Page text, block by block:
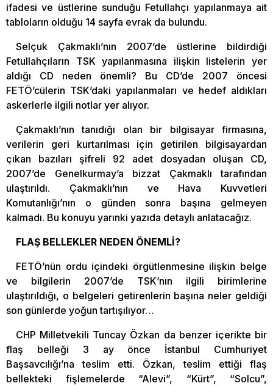
ifadesi ve üstlerine sunduğu Fetullahçı yapılanmaya ait
tabloların olduğu 14 sayfa evrak da bulundu.
Selçuk Çakmaklı’nın 2007’de üstlerine bildirdiği
Fetullahçıların TSK yapılanmasına ilişkin listelerin yer
aldığı CD neden önemli? Bu CD’de 2007 öncesi
FETÖ’cülerin TSK’daki yapılanmaları ve hedef aldıkları
askerlerle ilgili notlar yer alıyor.
Çakmaklı’nın tanıdığı olan bir bilgisayar firmasına,
verilerin geri kurtarılması için getirilen bilgisayardan
çıkan bazıları şifreli 92 adet dosyadan oluşan CD,
2007’de Genelkurmay’a bizzat Çakmaklı tarafından
ulaştırıldı. Çakmaklı’nın ve Hava Kuvvetleri
Komutanlığı’nın o günden sonra başına gelmeyen
kalmadı. Bu konuyu yarınki yazıda detaylı anlatacağız.
FLAŞ BELLEKLER NEDEN ÖNEMLİ?
FETÖ’nün ordu içindeki örgütlenmesine ilişkin belge
ve bilgilerin 2007’de TSK’nın ilgili birimlerine
ulaştırıldığı, o belgeleri getirenlerin başına neler geldiği
son günlerde yoğun tartışılıyor…
CHP Milletvekili Tuncay Özkan da benzer içerikte bir
flaş belleği 3 ay önce İstanbul Cumhuriyet
Başsavcılığı’na teslim etti. Özkan, teslim ettiği flaş
bellekteki fişlemelerde “Alevi”, “Kürt”, “Solcu”,